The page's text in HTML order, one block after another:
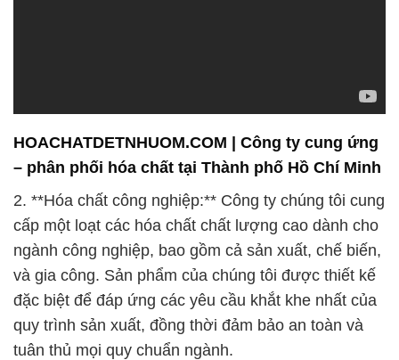
HOACHATDETNHUOM.COM | Công ty cung ứng
– phân phối hóa chất tại Thành phố Hồ Chí Minh
2. **Hóa chất công nghiệp:** Công ty chúng tôi cung
cấp một loạt các hóa chất chất lượng cao dành cho
ngành công nghiệp, bao gồm cả sản xuất, chế biến,
và gia công. Sản phẩm của chúng tôi được thiết kế
đặc biệt để đáp ứng các yêu cầu khắt khe nhất của
quy trình sản xuất, đồng thời đảm bảo an toàn và
tuân thủ mọi quy chuẩn ngành.